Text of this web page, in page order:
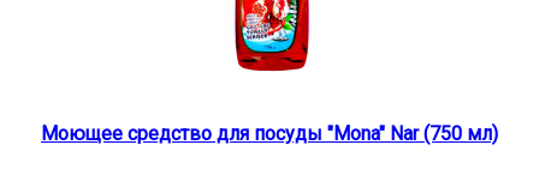
Моющее средство для посуды "Mona" Nar (750 мл)